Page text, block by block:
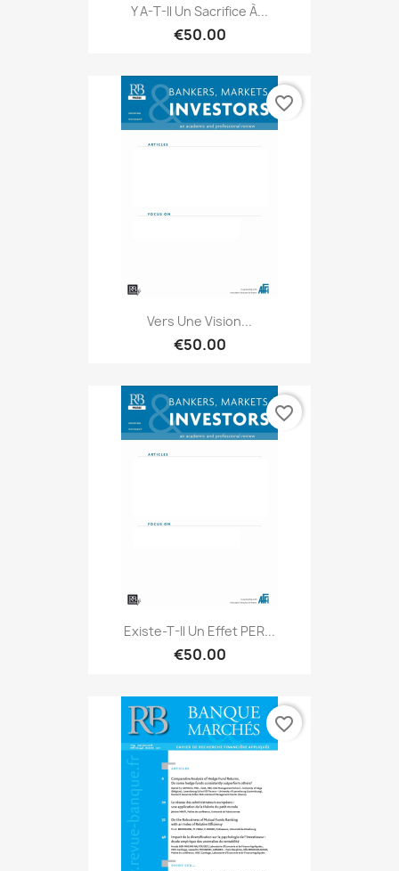
Y A-T-Il Un Sacrifice À...
€50.00
Vers Une Vision...
€50.00
favorite_border
Existe-T-Il Un Effet PER...
€50.00
favorite_border
favorite_border